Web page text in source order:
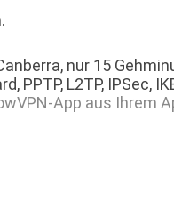
nur 15
L2TP, IPSec,
App aus Ihrem